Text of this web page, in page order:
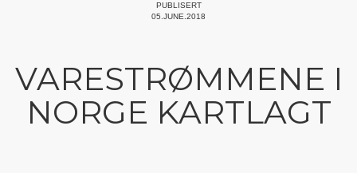
PUBLISERT
05.JUNE.2018
VARESTRØMMENE I
NORGE KARTLAGT